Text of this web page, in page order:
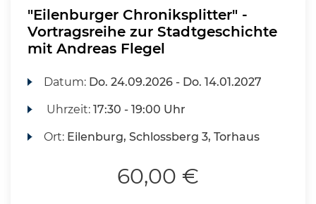
"Eilenburger Chroniksplitter" -
Vortragsreihe zur Stadtgeschichte
mit Andreas Flegel
Datum: Do. 24.09.2026 - Do. 14.01.2027
Uhrzeit:17:30 - 19:00 Uhr
Ort: Eilenburg, Schlossberg 3, Torhaus
60,00 €